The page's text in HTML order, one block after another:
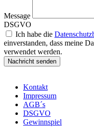
Message
DSGVO
Ich habe die
einverstanden, dass meine
verwendet werden.
Nachricht senden
Kontakt
Impressum
AGB´s
DSGVO
Gewinnspiel